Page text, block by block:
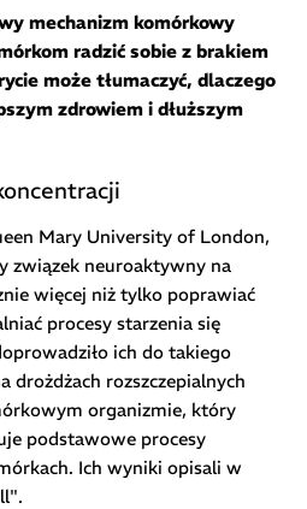
mechanizm komórkowy
radzić sobie z brakiem
może tłumaczyć, dlaczego
zdrowiem i dłuższym
Mary University of London,
związek neuroaktywny na
więcej niż tylko poprawiać
procesy starzenia się
ich do takiego
drożdżach rozszczepialnych
organizmie, który
podstawowe procesy
Ich wyniki opisali w